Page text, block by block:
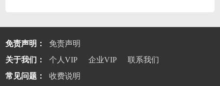
免责声明：
免责声明
关于我们：
个人VIP 企业VIP
联系我们
常见问题：
收费说明